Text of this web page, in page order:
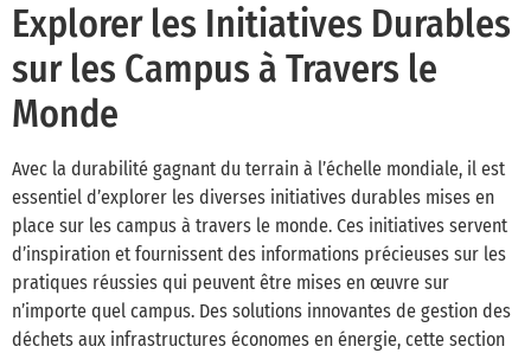
Explorer les Initiatives Durables
sur les Campus à Travers le
Monde
Avec la durabilité gagnant du terrain à l’échelle mondiale, il est
essentiel d’explorer les diverses initiatives durables mises en
place sur les campus à travers le monde. Ces initiatives servent
d’inspiration et fournissent des informations précieuses sur les
pratiques réussies qui peuvent être mises en œuvre sur
n’importe quel campus. Des solutions innovantes de gestion des
déchets aux infrastructures économes en énergie, cette section